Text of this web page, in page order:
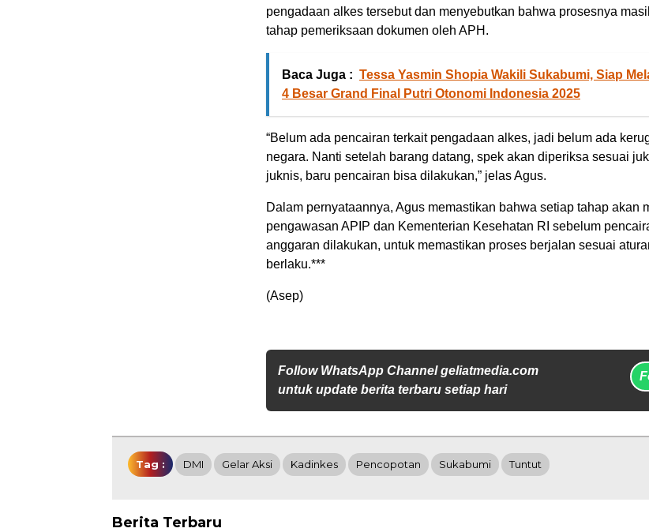
pengadaan alkes tersebut dan menyebutkan bahwa prosesnya
tahap pemeriksaan dokumen oleh APH.
Baca Juga : Tessa Yasmin Shopia Wakili Sukabumi, Siap
4 Besar Grand Final Putri Otonomi Indonesia 2025
“Belum ada pencairan terkait pengadaan alkes, jadi belum ada
negara. Nanti setelah barang datang, spek akan diperiksa sesuai
juknis, baru pencairan bisa dilakukan,” jelas Agus.
Dalam pernyataannya, Agus memastikan bahwa setiap tahap akan
pengawasan APIP dan Kementerian Kesehatan RI sebelum
anggaran dilakukan, untuk memastikan proses berjalan sesuai
berlaku.***
(Asep)
Follow WhatsApp Channel geliatmedia.com
untuk update berita terbaru setiap hari
Tag : DMI Gelar Aksi Kadinkes Pencopotan Sukabumi Tuntut
Berita Terbaru